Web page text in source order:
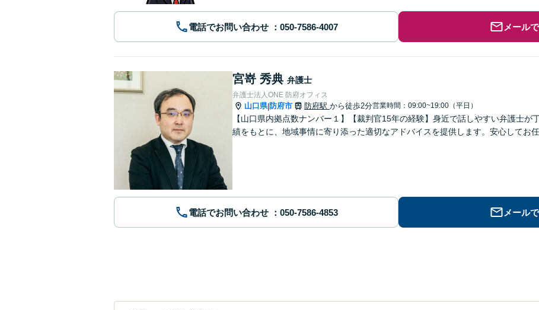
電話でお問い合わせ メール
宮嵜 秀典 弁護士
弁護士法人ONE 防府オフィス
山口県|防府市 防府駅 から徒歩2分営業時間：09:00~19:00（平日）
【山口県内拠点数ナンバー１】【裁判官15年の経験】身近で話しやすい弁護士
績をもとに、地域事情に寄り添った適切なアドバイスを提供します。安心してお
電話でお問い合わせ メール